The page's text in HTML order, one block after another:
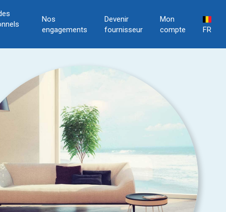
Nos
engagements
Devenir
fournisseur
Mon
compte
FR